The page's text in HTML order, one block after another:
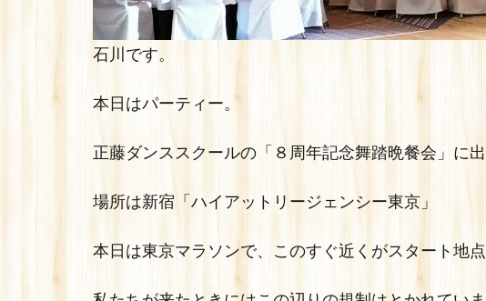
石川です。
本日はパーティー。
正藤ダンススクールの「８周年記念舞踏晩餐会」に出
場所は新宿「ハイアットリージェンシー東京」
本日は東京マラソンで、このすぐ近くがスタート地点